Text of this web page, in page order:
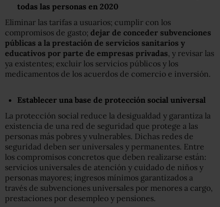
todas las personas en 2020
Eliminar las tarifas a usuarios; cumplir con los
compromisos de gasto; dejar de conceder subvenciones
públicas a la prestación de servicios sanitarios y
educativos por parte de empresas privadas , y revisar las
ya existentes; excluir los servicios públicos y los
medicamentos de los acuerdos de comercio e inversión.
Establecer una base de protección social universal
La protección social reduce la desigualdad y garantiza la
existencia de una red de seguridad que protege a las
personas más pobres y vulnerables. Dichas redes de
seguridad deben ser universales y permanentes. Entre
los compromisos concretos que deben realizarse están:
servicios universales de atención y cuidado de niños y
personas mayores; ingresos mínimos garantizados a
través de subvenciones universales por menores a cargo,
prestaciones por desempleo y pensiones.